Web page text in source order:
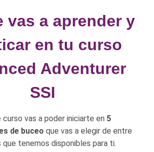
vas a aprender y
en tu curso
Adventurer
SSI
curso vas a poder iniciarte en 5
de buceo que vas a elegir de entre
que tenemos disponibles para ti.